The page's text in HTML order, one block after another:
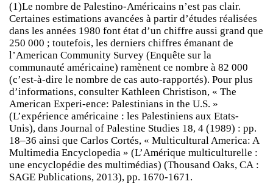
(1)Le nombre de Palestino-Américains n’est pas clair.
Certaines estimations avancées à partir d’études réalisées
dans les années 1980 font état d’un chiffre aussi grand que
250 000 ; toutefois, les derniers chiffres émanant de
l’American Community Survey (Enquête sur la
communauté américaine) ramènent ce nombre à 82 000
(c’est-à-dire le nombre de cas auto-rapportés). Pour plus
d’informations, consulter Kathleen Christison, « The
American Experi-ence: Palestinians in the U.S. »
(L’expérience américaine : les Palestiniens aux Etats-
Unis), dans Journal of Palestine Studies 18, 4 (1989) : pp.
18–36 ainsi que Carlos Cortés, « Multicultural America: A
Multimedia Encyclopedia » (L’Amérique multiculturelle :
une encyclopédie des multimédias) (Thousand Oaks, CA :
SAGE Publications, 2013), pp. 1670-1671.